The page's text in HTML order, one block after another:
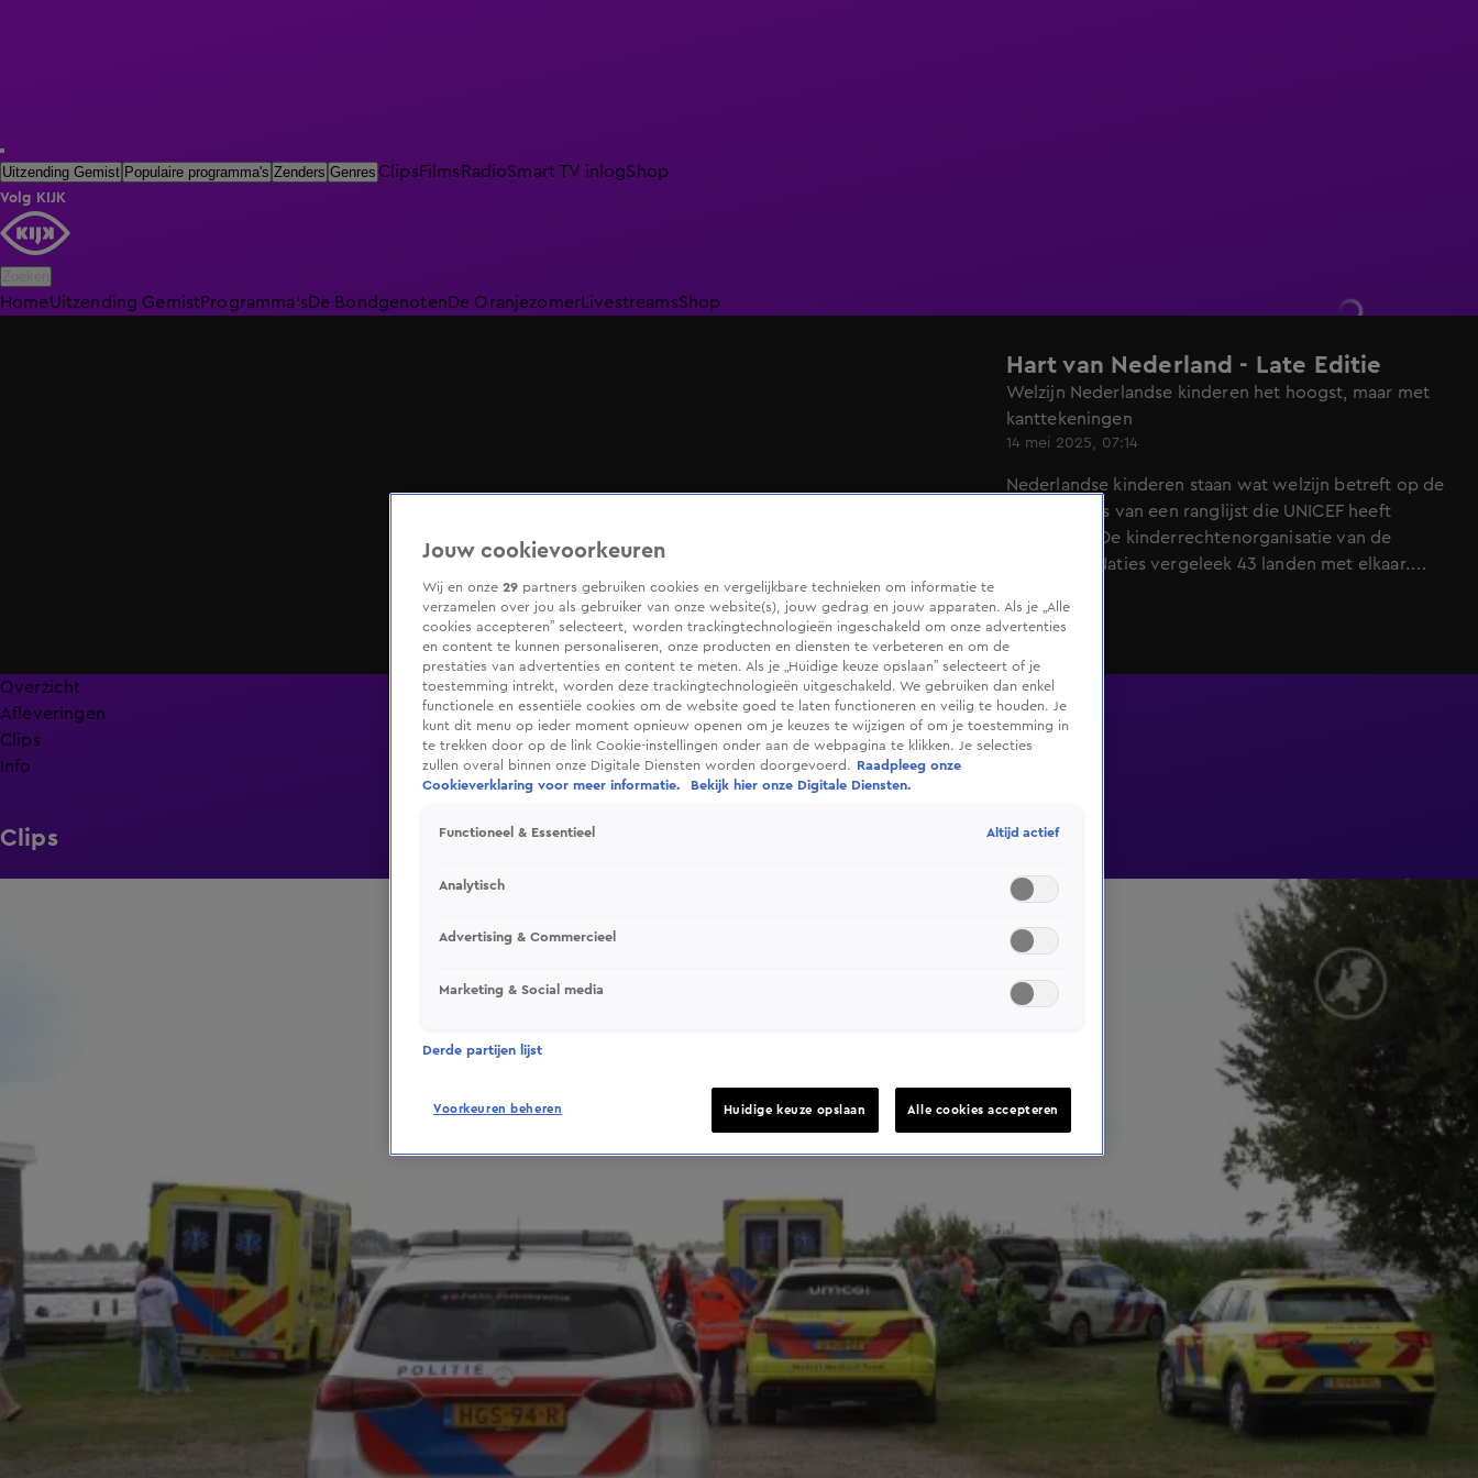
Uitzending Gemist Populaire programma's Zenders Genres ClipsFilmsRadioSmart TV inlogShop
Volg KIJK
HomeUitzending GemistProgramma'sDe BondgenotenDe Oranjezomer LivestreamsShop
Hart van Nederland - Late Editie
Welzijn Nederlandse kinderen het hoogst, maar met
kanttekeningen
14 mei 2025, 07:14
Nederlandse kinderen staan wat welzijn betreft op de
eerste plaats van een ranglijst die UNICEF heeft
opgesteld. De kinderrechtenorganisatie van de
Verenigde Naties vergeleek 43 landen met elkaar.
plaatst UNICEF wel kritische kanttekeningen.
Overzicht
Afleveringen
Clips
Info
Clips
Jouw cookievoorkeuren
Wij en onze 29 partners gebruiken cookies en vergelijkbare technieken om informatie te
verzamelen over jou als gebruiker van onze website(s), jouw gedrag en jouw apparaten. Als je „Alle
cookies accepteren” selecteert, worden trackingtechnologieën ingeschakeld om onze advertenties
en content te kunnen personaliseren, onze producten en diensten te verbeteren en om de
prestaties van advertenties en content te meten. Als je „Huidige keuze opslaan” selecteert of je
toestemming intrekt, worden deze trackingtechnologieën uitgeschakeld. We gebruiken dan enkel
functionele en essentiële cookies om de website goed te laten functioneren en veilig te houden. Je
kunt dit menu op ieder moment opnieuw openen om je keuzes te wijzigen of om je toestemming in
te trekken door op de link Cookie-instellingen onder aan de webpagina te klikken. Je selecties
zullen overal binnen onze Digitale Diensten worden doorgevoerd.
Raadpleeg onze
Cookieverklaring voor meer informatie.
Bekijk hier onze Digitale Diensten.
Functioneel & Essentieel Altijd actief
Analytisch
Advertising & Commercieel
Marketing & Social media
Derde partijen lijst
Voorkeuren beheren Huidige keuze opslaan Alle cookies accepteren